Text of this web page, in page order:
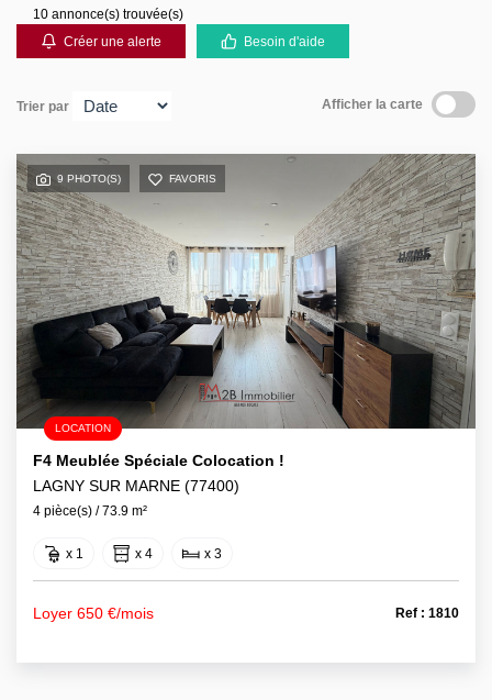
10 annonce(s) trouvée(s)
Créer une alerte
Besoin d'aide
Trier par Afficher la carte
9 PHOTO(S) FAVORIS
LOCATION
F4 Meublée Spéciale Colocation !
LAGNY SUR MARNE (77400)
4 pièce(s) / 73.9 m²
x 1 x 4 x 3
Loyer 650 €/mois Ref : 1810